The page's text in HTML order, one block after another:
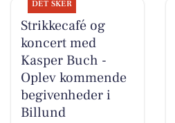
DET SKER
Strikkecafé og
koncert med
Kasper Buch -
Oplev kommende
begivenheder i
Billund